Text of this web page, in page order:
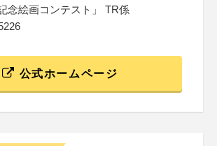
念絵画コンテスト」 TR係
公式ホームページ